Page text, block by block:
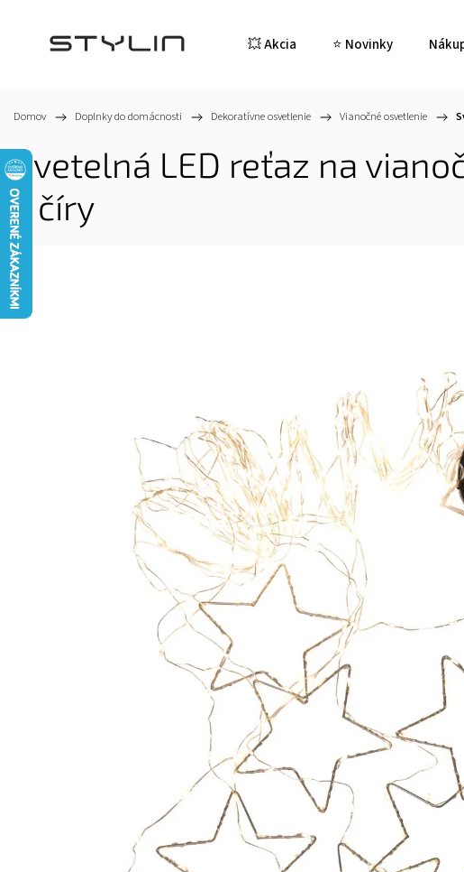
💥 Akcia ⭐ Novinky
Domov / Doplnky do domácnosti / Dekoratívne osvetlenie / Vianočné osvetlenie /
Svetelná LED reťaz na
- číry